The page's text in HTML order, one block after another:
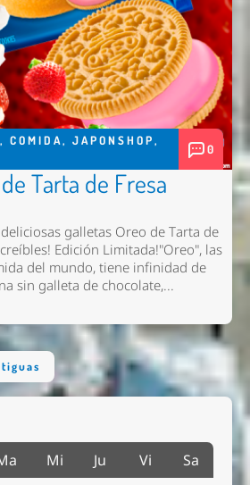
, COMIDA, JAPONSHOP,
0
Tarta de Fresa
galletas Oreo de Tarta de
Edición Limitada!"Oreo", las
del mundo, tiene infinidad de
sin galleta de chocolate,...
Mi Ju Vi
Sa